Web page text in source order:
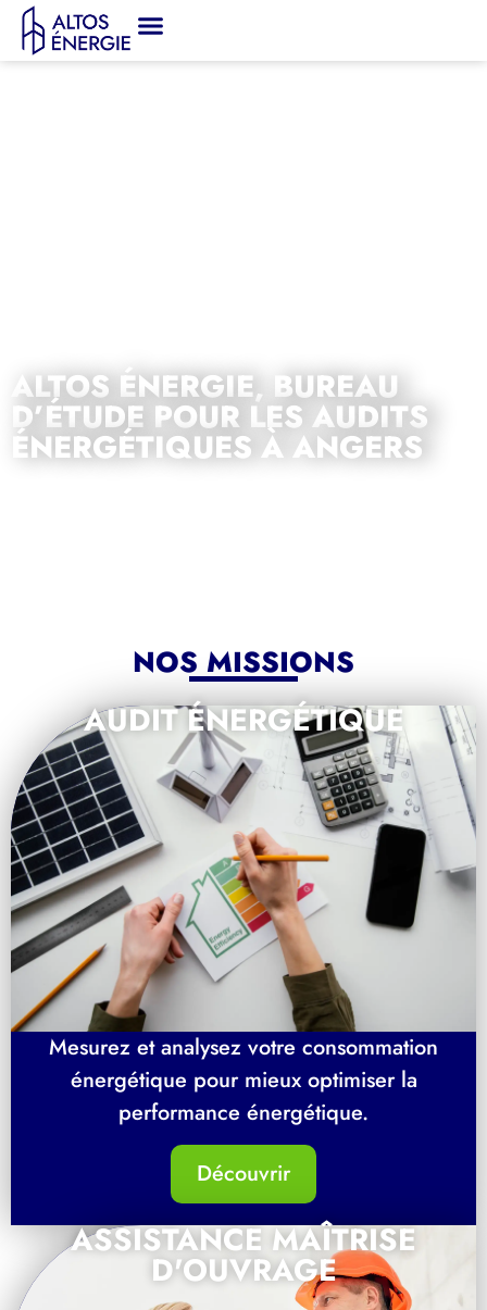
ALTOS ÉNERGIE, BUREAU
D’ÉTUDE POUR LES AUDITS
ÉNERGÉTIQUES À ANGERS
NOS MISSIONS
AUDIT ÉNERGÉTIQUE
Mesurez et analysez votre consommation
énergétique pour mieux optimiser la
performance énergétique.
Découvrir
ASSISTANCE MAÎTRISE
D'OUVRAGE